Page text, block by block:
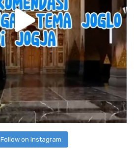
Follow on Instagram